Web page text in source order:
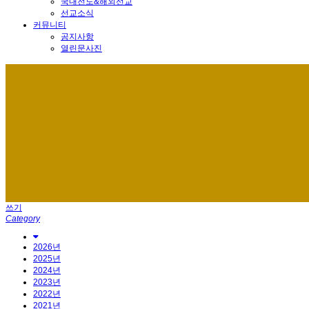
선교소식
커뮤니티
공지사항
열린문사진
쓰기
Category
2026년
2025년
2024년
2023년
2022년
2021년